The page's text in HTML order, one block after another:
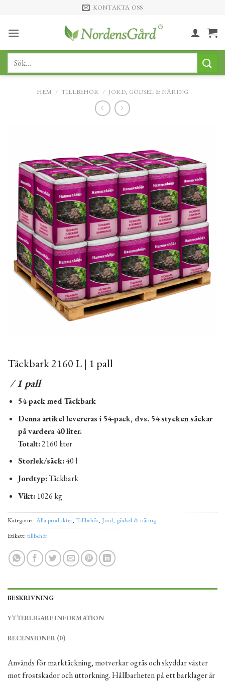
content
KONTAKTA OSS
Sök
HEM / TILLBEHÖR / JORD, GÖDSEL & NÄRING
Täckbark 2160 L | 1 pall
/ 1 pall
54-pack med Täckbark
Denna artikel levereras i 54-pack, dvs. 54 stycken säckar
på vardera 40 liter.
Totalt:2160 liter
Storlek/säck:40 l
Jordtyp:Täckbark
Vikt:1026 kg
Kategorier:Alla produkter, Tillbehör, Jord, gödsel & näring
Etikett:tillbehör
BESKRIVNING
YTTERLIGARE INFORMATION
RECENSIONER (0)
Används för marktäckning, motverkar ogräs och skyddar växter
mot frostskador och uttorkning. Hållbarheten på ett barklager är